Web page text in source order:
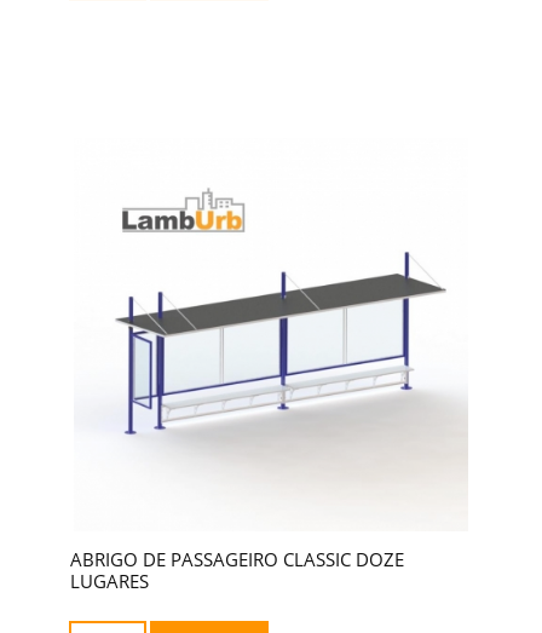
ABRIGO DE PASSAGEIRO CLASSIC DOZE
LUGARES